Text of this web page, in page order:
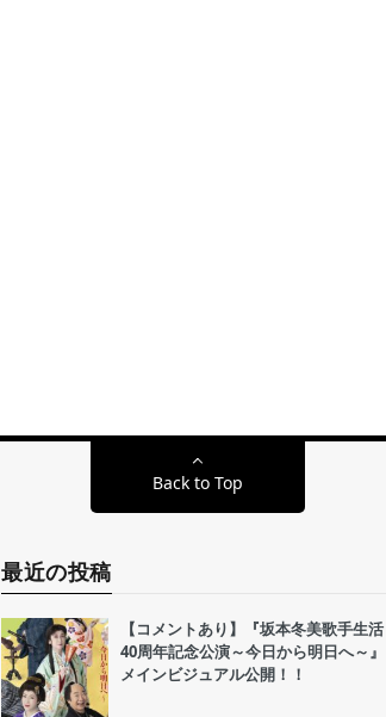
Back to Top
最近の投稿
【コメントあり】『坂本冬美歌手生活
40周年記念公演～今日から明日へ～』
メインビジュアル公開！！